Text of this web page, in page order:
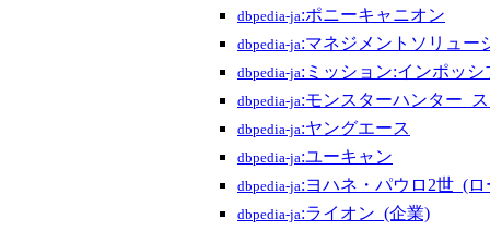
dbpedia-ja:ポニーキャニオン
dbpedia-ja:マネジメントソリュー
dbpedia-ja:ミッション:インポッ
dbpedia-ja:モンスターハンター_
dbpedia-ja:ヤングエース
dbpedia-ja:ユーキャン
dbpedia-ja:ヨハネ・パウロ2世_(
dbpedia-ja:ライオン_(企業)